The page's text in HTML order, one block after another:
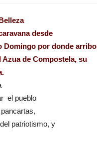
desde
Domingo por donde arribo
de Compostela, su
el pueblo
patriotismo, y